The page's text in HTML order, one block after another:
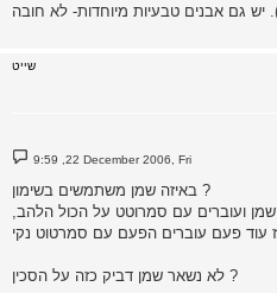
שייט
P
o
9:59 ,22 December 2006, Fri
באיזה שמן משתמשים בשימון ?
זאת ? שמים 2-3 טיפות שמן ועוברים עם סמרוטט על הכול הלהב,
לא נשאר שמן דביק כזה על הסכין ?